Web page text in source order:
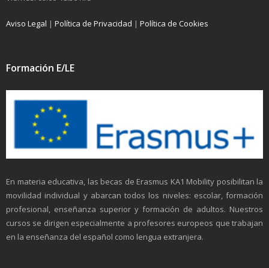
Aviso Legal | Política de Privacidad | Política de Cookies
Formación E/LE
En materia educativa, las becas de Erasmus KA1 Mobility posibilitan la
movilidad individual y abarcan todos los niveles: escolar, formación
profesional, enseñanza superior y formación de adultos. Nuestros
cursos se dirigen especialmente a profesores europeos que trabajan
en la enseñanza del español como lengua extranjera.